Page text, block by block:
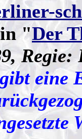
"Der
Regie:
eine